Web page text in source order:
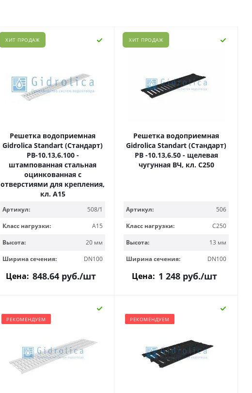
ХИТ ПРОДАЖ
Решетка водоприемная
Gidrolica Standart (Стандарт)
РВ-10.13,6.100 -
штампованная стальная
оцинкованная с
отверстиями для крепления,
кл. А15
Артикул:
508/1
Класс нагрузки:
A15
Высота:
20 мм
Ширина сечения:
DN100
Цена: 848.64 руб./шт
ХИТ ПРОДАЖ
Решетка водоприемная
Gidrolica Standart (Стандарт)
РВ -10.13,6.50 - щелевая
чугунная ВЧ, кл. С250
Артикул:
506
Класс нагрузки:
C250
Высота:
13 мм
Ширина сечения:
DN100
Цена: 1 248 руб./шт
РЕКОМЕНДУЕМ РЕКОМЕНДУЕМ